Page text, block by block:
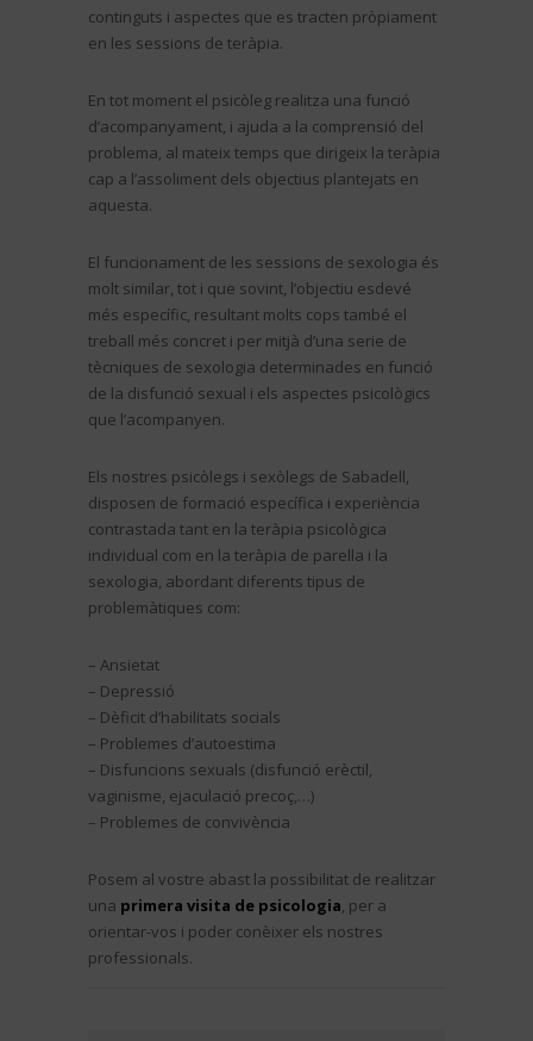
continguts i aspectes que es tracten pròpiament
en les sessions de teràpia.
En tot moment el psicòleg realitza una funció
d’acompanyament, i ajuda a la comprensió del
problema, al mateix temps que dirigeix la teràpia
cap a l’assoliment dels objectius plantejats en
aquesta.
El funcionament de les sessions de sexologia és
molt similar, tot i que sovint, l’objectiu esdevé
més específic, resultant molts cops també el
treball més concret i per mitjà d’una serie de
tècniques de sexologia determinades en funció
de la disfunció sexual i els aspectes psicològics
que l’acompanyen.
Els nostres psicòlegs i sexòlegs de Sabadell,
disposen de formació específica i experiència
contrastada tant en la teràpia psicològica
individual com en la teràpia de parella i la
sexologia, abordant diferents tipus de
problemàtiques com:
– Ansietat
– Depressió
– Dèficit d’habilitats socials
– Problemes d’autoestima
– Disfuncions sexuals (disfunció erèctil,
vaginisme, ejaculació precoç,…)
– Problemes de convivència
Posem al vostre abast la possibilitat de realitzar
una primera visita de psicologia , per a
orientar-vos i poder conèixer els nostres
professionals.